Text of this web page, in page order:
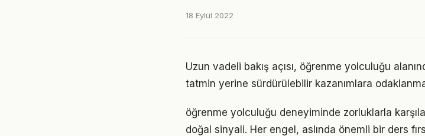
18 Eylül 2022
Uzun vadeli bakış açısı, öğrenme yolculuğu
tatmin yerine sürdürülebilir kazanımlara
öğrenme yolculuğu deneyiminde zorluklarla
doğal sinyali. Her engel, aslında önemli bir ders